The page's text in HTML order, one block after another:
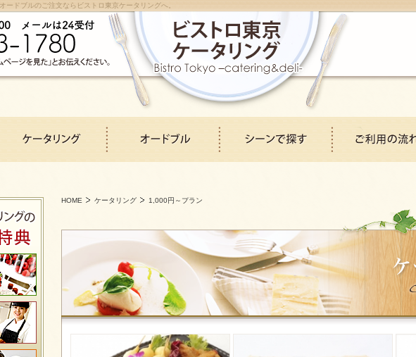
ードブルのご注文ならビストロ東京ケータリングへ。
HOME ケータリング 1,000円～プラン